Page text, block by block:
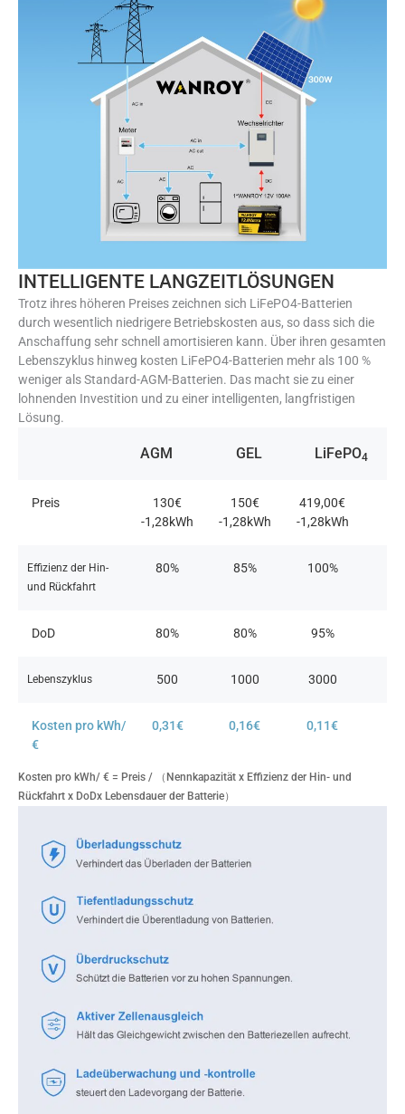
INTELLIGENTE LANGZEITLÖSUNGEN
Trotz ihres höheren Preises zeichnen sich LiFePO4-Batterien
durch wesentlich niedrigere Betriebskosten aus, so dass sich die
Anschaffung sehr schnell amortisieren kann. Über ihren gesamten
Lebenszyklus hinweg kosten LiFePO4-Batterien mehr als 100 %
weniger als Standard-AGM-Batterien. Das macht sie zu einer
lohnenden Investition und zu einer intelligenten, langfristigen
Lösung.
AGM GEL LiFePO4
Preis
130€
-1,28kWh
150€
-1,28kWh
419,00€
-1,28kWh
Effizienz der Hin-
und Rückfahrt
80% 85% 100%​
DoD 80%​ 80% 95%
Lebenszyklus 500 1000 3000
Kosten pro kWh/
€
0,31€ 0,16€ 0,11€
Kosten pro kWh/ € = Preis / （Nennkapazität x Effizienz der Hin- und
Rückfahrt x DoDx Lebensdauer der Batterie）